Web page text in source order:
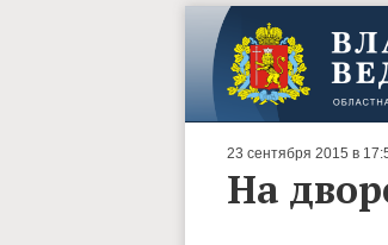
23 сентября 2015 в
На